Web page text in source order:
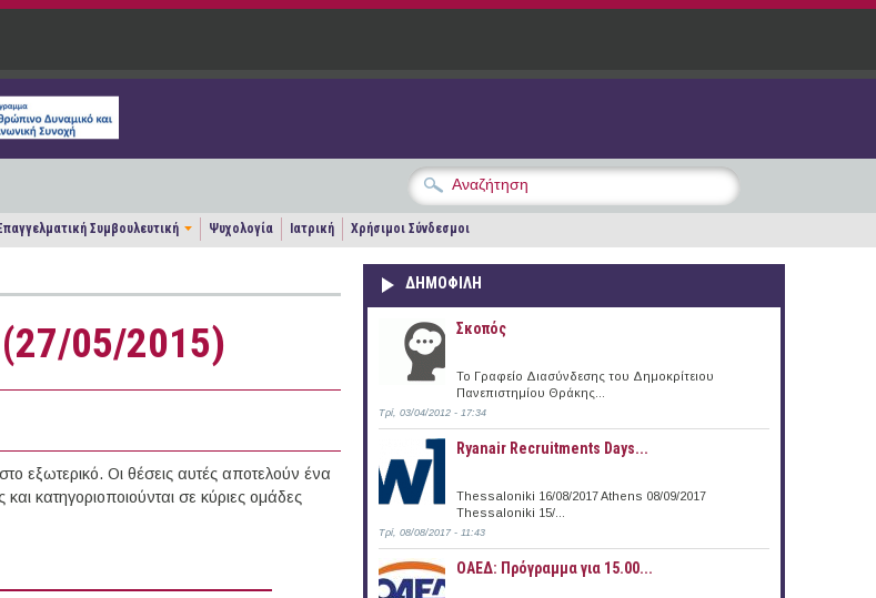
Συμβουλευτική Ψυχολογία Ιατρική Χρήσιμοι Σύνδεσμοι
05/2015)
εξωτερικό. Οι θέσεις αυτές αποτελούν ένα
κατηγοριοποιούνται σε κύριες ομάδες
ΔΗΜΟΦΙΛΗ
Σκοπός
Το Γραφείο Διασύνδεσης του Δημοκρίτειου
Πανεπιστημίου Θράκης...
Τρί, 03/04/2012 - 17:34
Ryanair Recruitments Days...
Thessaloniki 16/08/2017 Athens 08/09/2017
Thessaloniki 15/...
Τρί, 08/08/2017 - 11:43
ΟΑΕΔ: Πρόγραμμα για 15.00...